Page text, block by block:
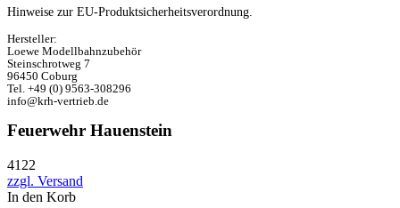
Hinweise zur EU-Produktsicherheitsverordnung.
Hersteller:
Loewe Modellbahnzubehör
Steinschrotweg 7
96450 Coburg
Tel. +49 (0) 9563-308296
info@krh-vertrieb.de
Feuerwehr Hauenstein
4122
zzgl. Versand
In den Korb